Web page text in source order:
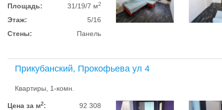
Площадь:
31/19/7 м2
Этаж:
5/16
Стены:
Панель
Прикубанский, Прокофьева ул 4
Квартиры, 1-комн.
Цена за м2:
92 308